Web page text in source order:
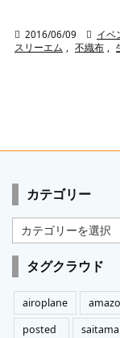
 2016/06/09  イベ
スリーエム , 不織布 ,
カテゴリー
カ
テ
ゴ
リ
ー
タグクラウド
airoplane
posted
saitama